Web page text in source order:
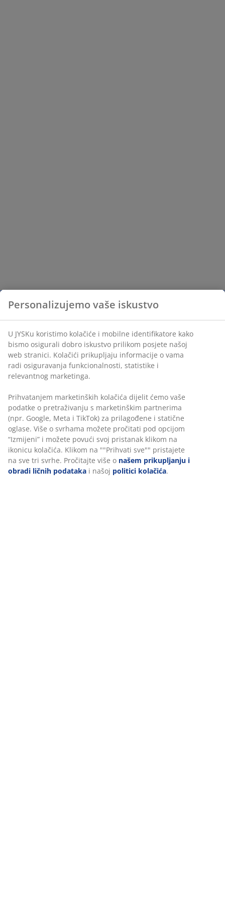
Personalizujemo vaše iskustvo
U JYSKu koristimo kolačiće i mobilne identifikatore kako
bismo osigurali dobro iskustvo prilikom posjete našoj
web stranici. Kolačići prikupljaju informacije o vama
radi osiguravanja funkcionalnosti, statistike i
relevantnog marketinga.
Prihvatanjem marketinških kolačića dijelit ćemo vaše
podatke o pretraživanju s marketinškim partnerima
(npr. Google, Meta i TikTok) za prilagođene i statične
oglase. Više o svrhama možete pročitati pod opcijom
“Izmijeni” i možete povući svoj pristanak klikom na
ikonicu kolačića. Klikom na ""Prihvati sve"" pristajete
na sve tri svrhe. Pročitajte više o našem prikupljanju i
obradi ličnih podataka i našoj politici kolačića.